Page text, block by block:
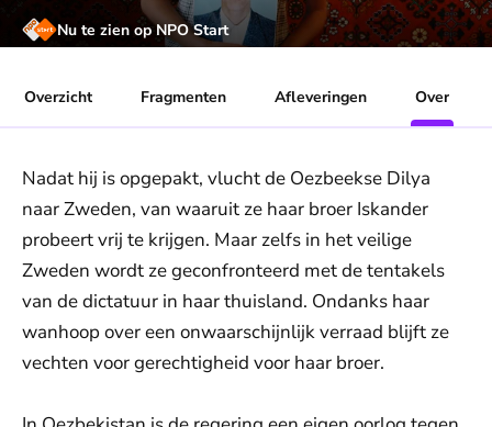
Nu te zien op NPO Start
Overzicht Fragmenten Afleveringen Over
Nadat hij is opgepakt, vlucht de Oezbeekse Dilya
naar Zweden, van waaruit ze haar broer Iskander
probeert vrij te krijgen. Maar zelfs in het veilige
Zweden wordt ze geconfronteerd met de tentakels
van de dictatuur in haar thuisland. Ondanks haar
wanhoop over een onwaarschijnlijk verraad blijft ze
vechten voor gerechtigheid voor haar broer.